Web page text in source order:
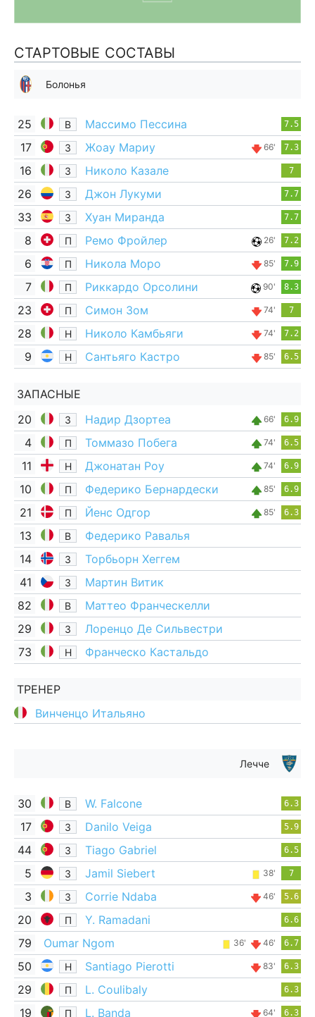
СТАРТОВЫЕ СОСТАВЫ
Болонья
25 В Массимо Пессина 7.5
17 З Жоау Мариу 66' 7.3
16 З Николо Казале 7
26 З Джон Лукуми 7.7
33 З Хуан Миранда 7.7
8 П Ремо Фройлер 26' 7.2
6 П Никола Моро 85' 7.9
7 П Риккардо Орсолини 90' 8.3
23 П Симон Зом 74' 7
28 Н Николо Камбьяги 74' 7.2
9 Н Сантьяго Кастро 85' 6.5
ЗАПАСНЫЕ
20
З Надир Дзортеа 66' 6.9
4 П Томмазо Побега 74' 6.5
11 Н Джонатан Роу 74' 6.9
10 П Федерико Бернардески 85' 6.9
21 П Йенс Одгор 85' 6.3
13 В
Федерико Равалья
14
З
Торбьорн Хеггем
41
З
Мартин Витик
82
В
Маттео Франческелли
29
З
Лоренцо Де Сильвестри
73
Н Франческо Кастальдо
ТРЕНЕР
Винченцо Итальяно
Лечче
30 В W. Falcone 6.3
17 З Danilo Veiga 5.9
44 З Tiago Gabriel 6.5
5 З Jamil Siebert 38' 7
3 З Corrie Ndaba 46' 5.6
20 П Y. Ramadani 6.6
79 Oumar Ngom 36' 46' 6.7
50 Н Santiago Pierotti 83' 6.3
29 П L. Coulibaly 6.3
19 П L. Banda 64' 6.3